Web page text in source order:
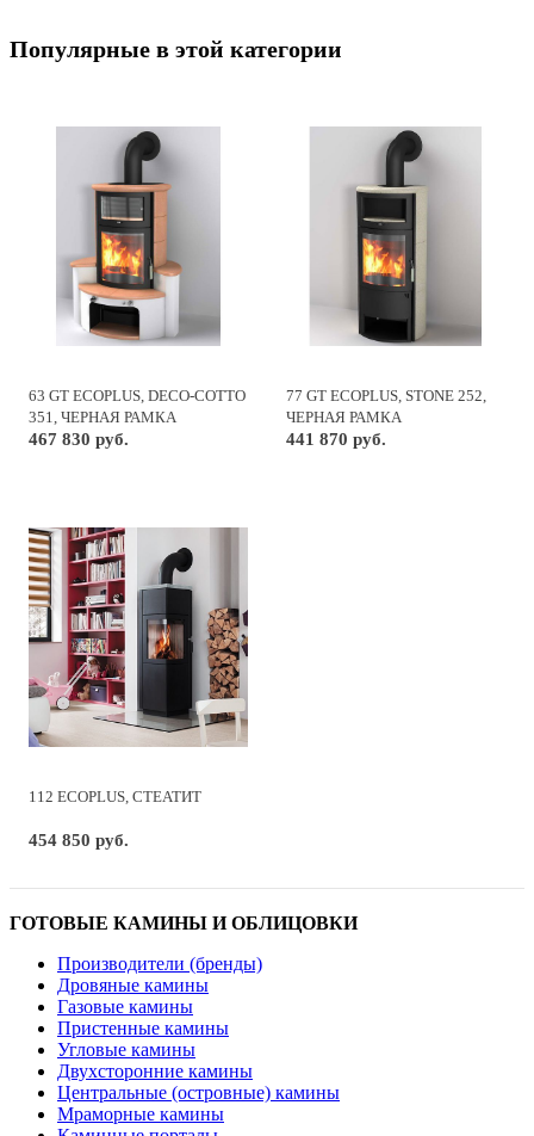
Популярные в этой категории
63 GT ECOPLUS, DECO-COTTO
351, ЧЕРНАЯ РАМКА
467 830 руб.
77 GT ECOPLUS, STONE 252,
ЧЕРНАЯ РАМКА
441 870 руб.
112 ECOPLUS, СТЕАТИТ
454 850 руб.
ГОТОВЫЕ КАМИНЫ И ОБЛИЦОВКИ
Производители (бренды)
Дровяные камины
Газовые камины
Пристенные камины
Угловые камины
Двухсторонние камины
Центральные (островные) камины
Мраморные камины